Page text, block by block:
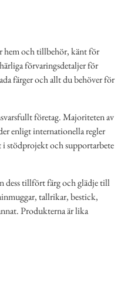
hem och tillbehör, känt för
förvaringsdetaljer för
färger och allt du behöver för
företag. Majoriteten av
enligt internationella regler
stödprojekt och supportarbete
dess tillfört färg och glädje till
tallrikar, bestick,
Produkterna är lika